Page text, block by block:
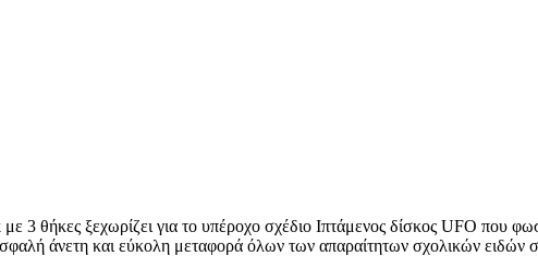
ξεχωρίζει για το υπέροχο σχέδιο Ιπτάμενος δίσκος UFO που
άνετη και εύκολη μεταφορά όλων των απαραίτητων σχολικών ειδών